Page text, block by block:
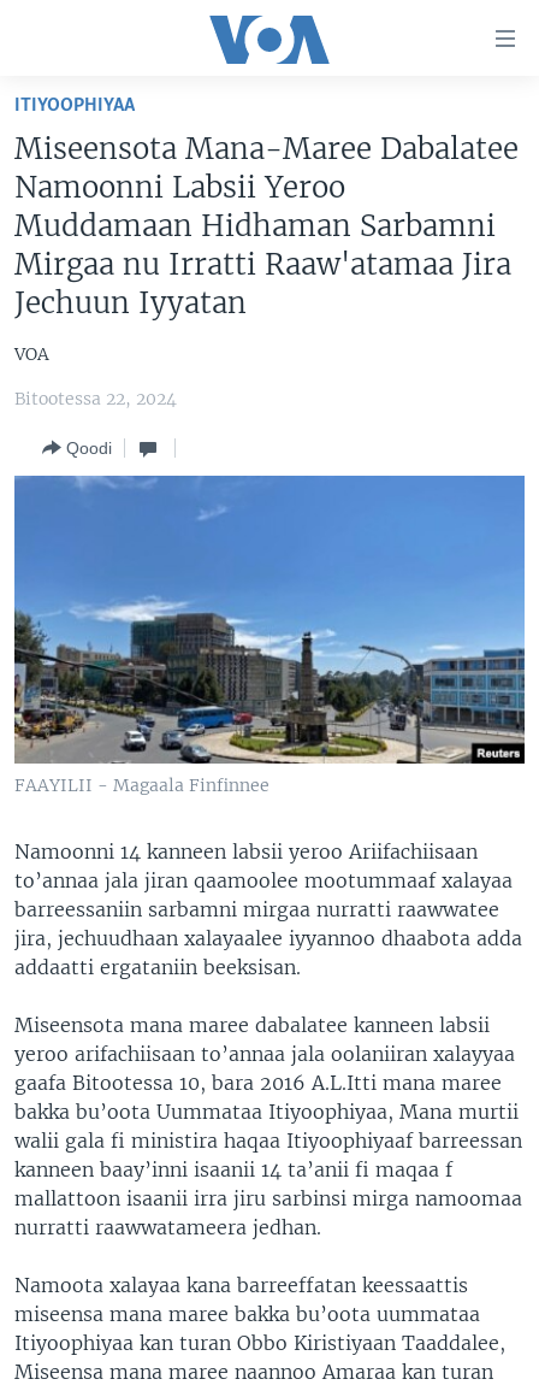
seenan
gabaasaatti
darbi
Gara
ijootti
deebi'i
barbaadduutti
cehi
ITOOPHIYAA|EERTIRAA
AFRIKAA
YUNAAYTID ISTEETS
ADDUNYAA
TAMSAASA GUYAADHAA GUYYAA
VIIDIYOO
VOA60 AFRIKAA
TAMSAASA SAGALEEN
IBSA GULAALAA MOOTUMMAA YUNAAYTID ISTEETS
Learning English
ITIYOOPHIYAA
Miseensota Mana-Maree Dabalatee
Namoonni Labsii Yeroo
Muddamaan Hidhaman Sarbamni
Mirgaa nu Irratti Raaw'atamaa Jira
Jechuun Iyyatan
VOA
Bitootessa 22, 2024
Qoodi
FAAYILII - Magaala Finfinnee
Namoonni 14 kanneen labsii yeroo Ariifachiisaan
to’annaa jala jiran qaamoolee mootummaaf xalayaa
barreessaniin sarbamni mirgaa nurratti raawwatee
jira, jechuudhaan xalayaalee iyyannoo dhaabota adda
addaatti ergataniin beeksisan.
Miseensota mana maree dabalatee kanneen labsii
yeroo arifachiisaan to’annaa jala oolaniiran xalayyaa
gaafa Bitootessa 10, bara 2016 A.L.Itti mana maree
bakka bu’oota Uummataa Itiyoophiyaa, Mana murtii
walii gala fi ministira haqaa Itiyoophiyaaf barreessan
kanneen baay’inni isaanii 14 ta’anii fi maqaa f
mallattoon isaanii irra jiru sarbinsi mirga namoomaa
nurratti raawwatameera jedhan.
Namoota xalayaa kana barreeffatan keessaattis
miseensa mana maree bakka bu’oota uummataa
Itiyoophiyaa kan turan Obbo Kiristiyaan Taaddalee,
Miseensa mana maree naannoo Amaraa kan turan